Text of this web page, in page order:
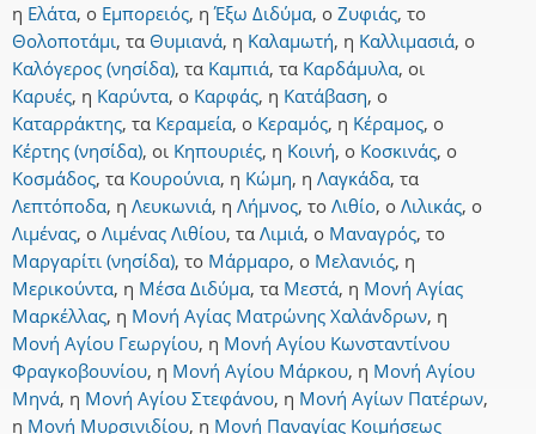
η Ελάτα, ο Εμπορειός, η Έξω Διδύμα, ο Ζυφιάς, το
Θολοποτάμι, τα Θυμιανά, η Καλαμωτή, η Καλλιμασιά, ο
Καλόγερος (νησίδα), τα Καμπιά, τα Καρδάμυλα, οι
Καρυές, η Καρύντα, ο Καρφάς, η Κατάβαση, ο
Καταρράκτης, τα Κεραμεία, ο Κεραμός, η Κέραμος, ο
Κέρτης (νησίδα), οι Κηπουριές, η Κοινή, ο Κοσκινάς, ο
Κοσμάδος, τα Κουρούνια, η Κώμη, η Λαγκάδα, τα
Λεπτόποδα, η Λευκωνιά, η Λήμνος, το Λιθίο, ο Λιλικάς, ο
Λιμένας, ο Λιμένας Λιθίου, τα Λιμιά, ο Μαναγρός, το
Μαργαρίτι (νησίδα), το Μάρμαρο, ο Μελανιός, η
Μερικούντα, η Μέσα Διδύμα, τα Μεστά, η Μονή Αγίας
Μαρκέλλας, η Μονή Αγίας Ματρώνης Χαλάνδρων, η
Μονή Αγίου Γεωργίου, η Μονή Αγίου Κωνσταντίνου
Φραγκοβουνίου, η Μονή Αγίου Μάρκου, η Μονή Αγίου
Μηνά, η Μονή Αγίου Στεφάνου, η Μονή Αγίων Πατέρων,
η Μονή Μυρσινιδίου, η Μονή Παναγίας Κοιμήσεως